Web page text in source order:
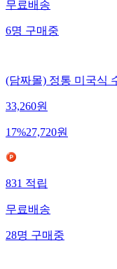
무료배송
6명구매중
(담짜몰) 정통 미국식
33,260원
17%27,720원
831적립
무료배송
28명구매중